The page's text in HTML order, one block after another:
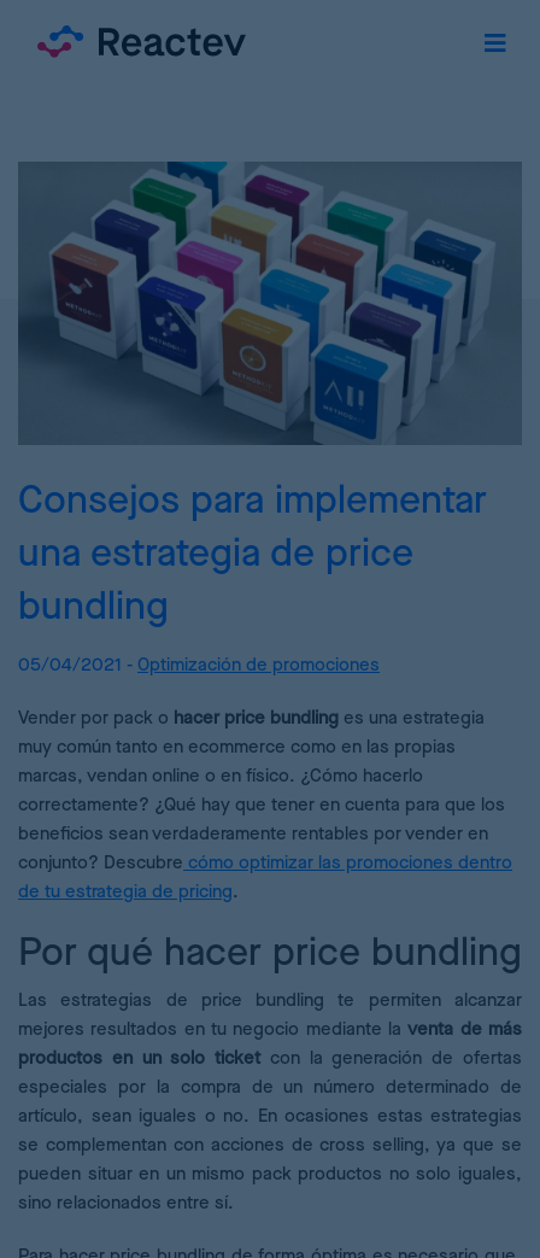
Consejos para implementar
una estrategia de price
bundling
05/04/2021 - Optimización de promociones
Vender por pack o hacer price bundling es una estrategia
muy común tanto en ecommerce como en las propias
marcas, vendan online o en físico. ¿Cómo hacerlo
correctamente? ¿Qué hay que tener en cuenta para que los
beneficios sean verdaderamente rentables por vender en
conjunto? Descubre cómo optimizar las promociones dentro
de tu estrategia de pricing.
Por qué hacer price bundling
Las estrategias de price bundling te permiten alcanzar
mejores resultados en tu negocio mediante laventa de más
productos en un solo ticketcon la generación de ofertas
especiales por la compra de un número determinado de
artículo, sean iguales o no. En ocasiones estas estrategias
se complementan con acciones de cross selling, ya que se
pueden situar en un mismo pack productos no solo iguales,
sino relacionados entre sí.